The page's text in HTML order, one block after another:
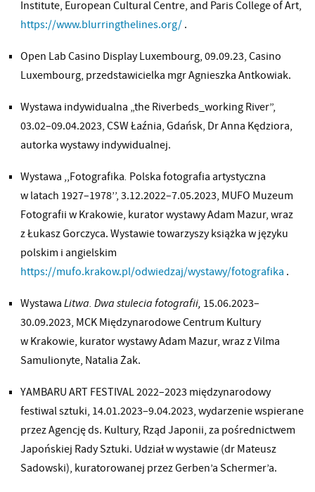
Institute, European Cultural Centre, and Paris College of Art,
https://www.blurringthelines.org/.
Open Lab Casino Display Luxembourg, 09.09.23, Casino
Luxembourg, przedstawicielka mgr Agnieszka Antkowiak.
Wystawa indywidualna „the Riverbeds_working River”,
03.02–09.04.2023, CSW Łaźnia, Gdańsk, Dr Anna Kędziora,
autorka wystawy indywidualnej.
Wystawa ,,Fotografika. Polska fotografia artystyczna
w latach 1927–1978’’, 3.12.2022–7.05.2023, MUFO Muzeum
Fotografii w Krakowie, kurator wystawy Adam Mazur, wraz
z Łukasz Gorczyca. Wystawie towarzyszy książka w języku
polskim i angielskim
https://mufo.krakow.pl/odwiedzaj/wystawy/fotografika .
WystawaLitwa. Dwa stulecia fotografii, 15.06.2023–
30.09.2023, MCK Międzynarodowe Centrum Kultury
w Krakowie, kurator wystawy Adam Mazur, wraz z Vilma
Samulionyte, Natalia Żak.
YAMBARU ART FESTIVAL 2022–2023 międzynarodowy
festiwal sztuki, 14.01.2023–9.04.2023, wydarzenie wspierane
przez Agencję ds. Kultury, Rząd Japonii, za pośrednictwem
Japońskiej Rady Sztuki. Udział w wystawie (dr Mateusz
Sadowski), kuratorowanej przez Gerben’a Schermer’a.